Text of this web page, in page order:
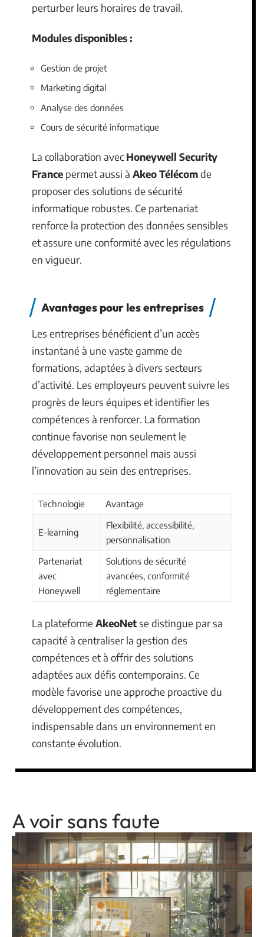
perturber leurs horaires de travail.
Modules disponibles :
Gestion de projet
Marketing digital
Analyse des données
Cours de sécurité informatique
La collaboration avecHoneywell Security
France permet aussi à Akeo Télécomde
proposer des solutions de sécurité
informatique robustes. Ce partenariat
renforce la protection des données sensibles
et assure une conformité avec les régulations
en vigueur.
Avantages pour les entreprises
Les entreprises bénéficient d’un accès
instantané à une vaste gamme de
formations, adaptées à divers secteurs
d’activité. Les employeurs peuvent suivre les
progrès de leurs équipes et identifier les
compétences à renforcer. La formation
continue favorise non seulement le
développement personnel mais aussi
l’innovation au sein des entreprises.
Technologie Avantage
E-learning
Flexibilité, accessibilité,
personnalisation
Partenariat
avec
Honeywell
Solutions de sécurité
avancées, conformité
réglementaire
La plateforme AkeoNetse distingue par sa
capacité à centraliser la gestion des
compétences et à offrir des solutions
adaptées aux défis contemporains. Ce
modèle favorise une approche proactive du
développement des compétences,
indispensable dans un environnement en
constante évolution.
A voir sans faute